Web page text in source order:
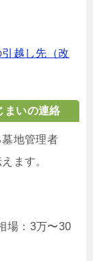
越し先（改
まいの連絡
地管理者
ます。
場：3万〜30